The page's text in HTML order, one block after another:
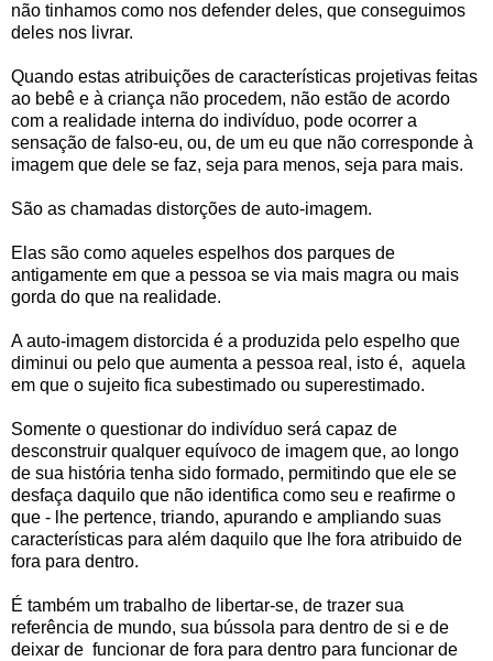
não tinhamos como nos defender deles, que conseguimos
deles nos livrar.
Quando estas atribuições de características projetivas feitas
ao bebê e à criança não procedem, não estão de acordo
com a realidade interna do indivíduo, pode ocorrer a
sensação de falso-eu, ou, de um eu que não corresponde à
imagem que dele se faz, seja para menos, seja para mais.
São as chamadas distorções de auto-imagem.
Elas são como aqueles espelhos dos parques de
antigamente em que a pessoa se via mais magra ou mais
gorda do que na realidade.
A auto-imagem distorcida é a produzida pelo espelho que
diminui ou pelo que aumenta a pessoa real, isto é, aquela
em que o sujeito fica subestimado ou superestimado.
Somente o questionar do indivíduo será capaz de
desconstruir qualquer equívoco de imagem que, ao longo
de sua história tenha sido formado, permitindo que ele se
desfaça daquilo que não identifica como seu e reafirme o
que - lhe pertence, triando, apurando e ampliando suas
características para além daquilo que lhe fora atribuido de
fora para dentro.
É também um trabalho de libertar-se, de trazer sua
referência de mundo, sua bússola para dentro de si e de
deixar de funcionar de fora para dentro para funcionar de